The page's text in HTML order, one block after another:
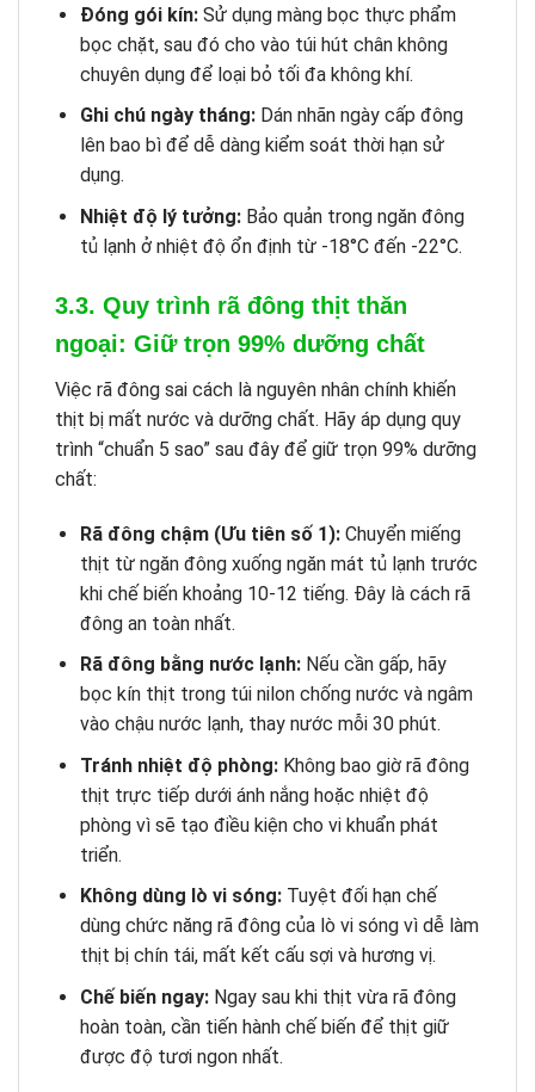
Đóng gói kín:Sử dụng màng bọc thực phẩm
bọc chặt, sau đó cho vào túi hút chân không
chuyên dụng để loại bỏ tối đa không khí.
Ghi chú ngày tháng:Dán nhãn ngày cấp đông
lên bao bì để dễ dàng kiểm soát thời hạn sử
dụng.
Nhiệt độ lý tưởng:Bảo quản trong ngăn đông
tủ lạnh ở nhiệt độ ổn định từ -18°C đến -22°C.
3.3. Quy trình rã đông thịt thăn
ngoại: Giữ trọn 99% dưỡng chất
Việc rã đông sai cách là nguyên nhân chính khiến
thịt bị mất nước và dưỡng chất. Hãy áp dụng quy
trình “chuẩn 5 sao” sau đây để giữ trọn 99% dưỡng
chất:
Rã đông chậm (Ưu tiên số 1):Chuyển miếng
thịt từ ngăn đông xuống ngăn mát tủ lạnh trước
khi chế biến khoảng 10-12 tiếng. Đây là cách rã
đông an toàn nhất.
Rã đông bằng nước lạnh:Nếu cần gấp, hãy
bọc kín thịt trong túi nilon chống nước và ngâm
vào chậu nước lạnh, thay nước mỗi 30 phút.
Tránh nhiệt độ phòng:Không bao giờ rã đông
thịt trực tiếp dưới ánh nắng hoặc nhiệt độ
phòng vì sẽ tạo điều kiện cho vi khuẩn phát
triển.
Không dùng lò vi sóng:Tuyệt đối hạn chế
dùng chức năng rã đông của lò vi sóng vì dễ làm
thịt bị chín tái, mất kết cấu sợi và hương vị.
Chế biến ngay:Ngay sau khi thịt vừa rã đông
hoàn toàn, cần tiến hành chế biến để thịt giữ
được độ tươi ngon nhất.